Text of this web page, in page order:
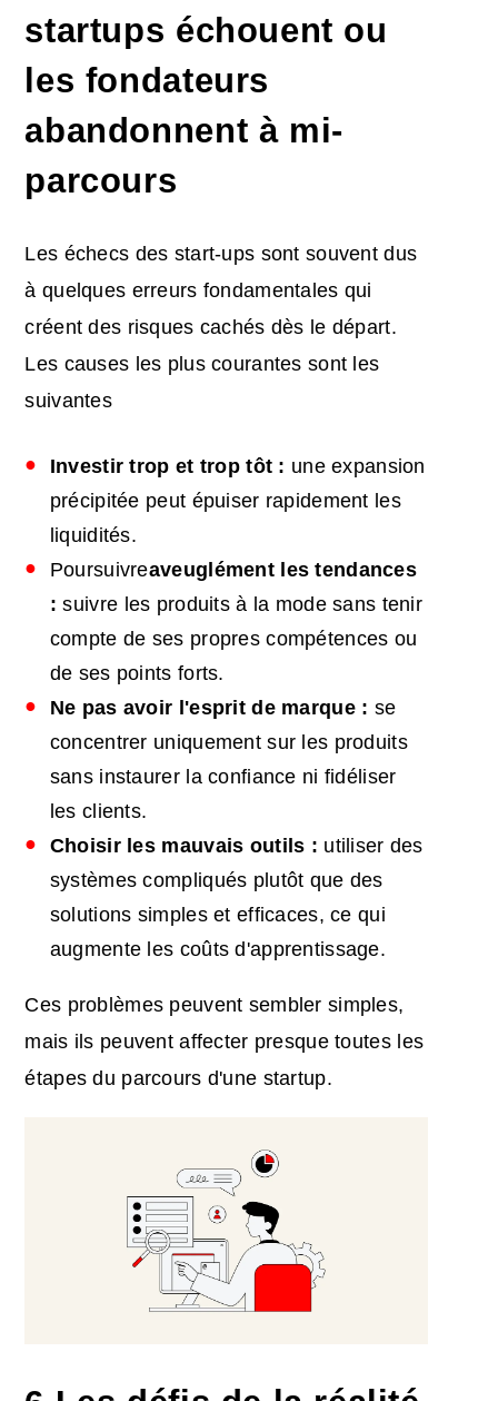
startups échouent ou
les fondateurs
abandonnent à mi-
parcours
Les échecs des start-ups sont souvent dus
à quelques erreurs fondamentales qui
créent des risques cachés dès le départ.
Les causes les plus courantes sont les
suivantes
Investir trop et trop tôt : une expansion
précipitée peut épuiser rapidement les
liquidités.
Poursuivreaveuglément les tendances
:suivre les produits à la mode sans tenir
compte de ses propres compétences ou
de ses points forts.
Ne pas avoir l'esprit de marque : se
concentrer uniquement sur les produits
sans instaurer la confiance ni fidéliser
les clients.
Choisir les mauvais outils : utiliser des
systèmes compliqués plutôt que des
solutions simples et efficaces, ce qui
augmente les coûts d'apprentissage.
Ces problèmes peuvent sembler simples,
mais ils peuvent affecter presque toutes les
étapes du parcours d'une startup.